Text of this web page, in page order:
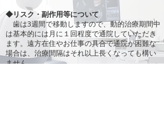
◆リスク・副作用等について
歯は3週間で移動しますので、動的治療期間中
は基本的には月に１回程度で通院していただき
ます。遠方在住やお仕事の具合で通院が困難な
場合は、治療間隔はそれ以上長くなっても構い
ません。